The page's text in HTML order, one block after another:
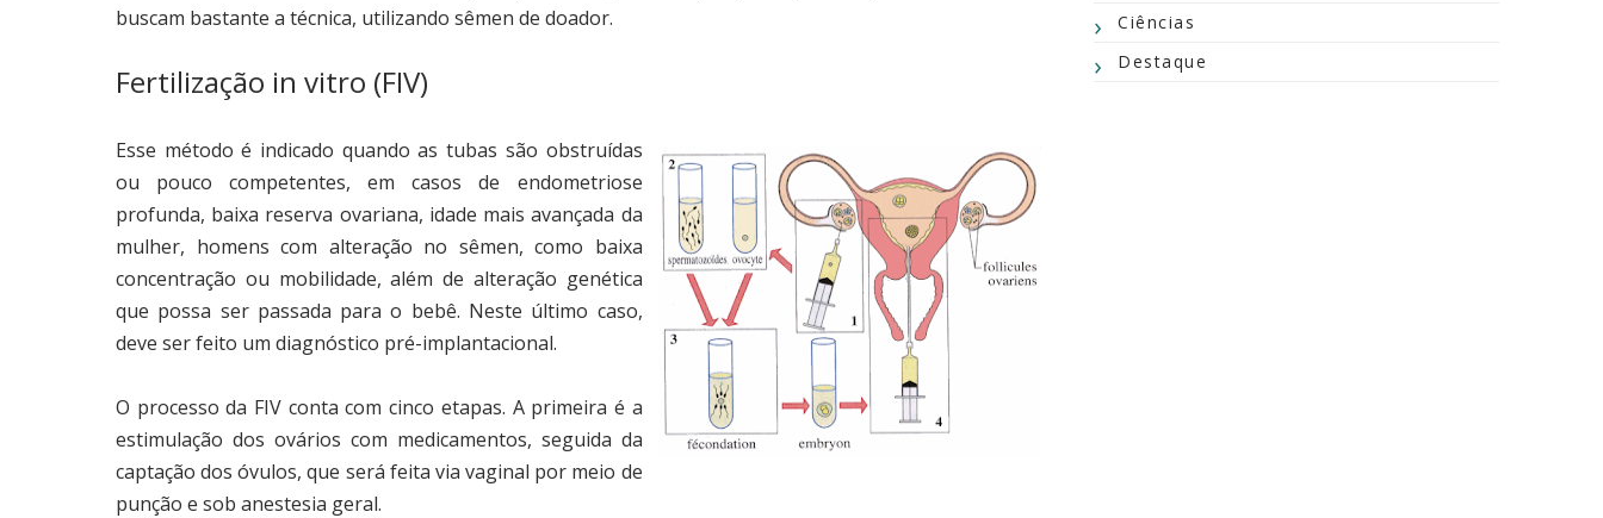
buscam bastante a técnica, utilizando sêmen de doador.
Fertilização in vitro (FIV)
Esse método é indicado quando as tubas são obstruídas
ou pouco competentes, em casos de endometriose
profunda, baixa reserva ovariana, idade mais avançada da
mulher, homens com alteração no sêmen, como baixa
concentração ou mobilidade, além de alteração genética
que possa ser passada para o bebê. Neste último caso,
deve ser feito um diagnóstico pré-implantacional.
O processo da FIV conta com cinco etapas. A primeira é a
estimulação dos ovários com medicamentos, seguida da
captação dos óvulos, que será feita via vaginal por meio de
punção e sob anestesia geral.
Ciências
Destaque